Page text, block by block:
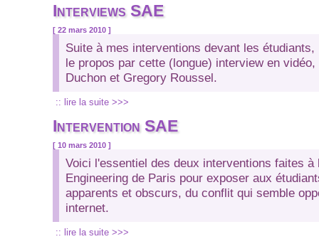
Interviews SAE
[ 22 mars 2010 ]
Suite à mes interventions devant les
le propos par cette (longue) interview en
Duchon et Gregory Roussel.
:: lire la suite >>>
Intervention SAE
[ 10 mars 2010 ]
Voici l'essentiel des deux interventions faites à
Engineering de Paris pour exposer aux
apparents et obscurs, du conflit qui semble
internet.
:: lire la suite >>>